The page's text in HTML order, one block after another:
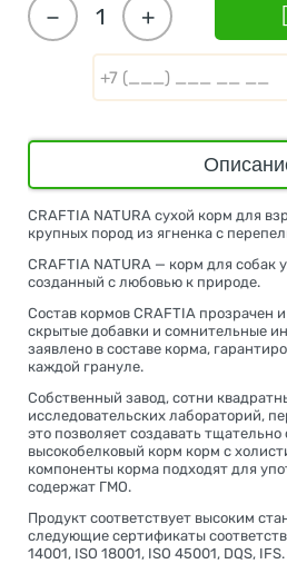
+
−
CRAFTIA NATURA сухой корм для
крупных пород из ягненка с
CRAFTIA NATURA — корм для собак
созданный с любовью к природе.
Состав кормов CRAFTIA прозрачен
скрытые добавки и сомнительные
заявлено в составе корма,
каждой грануле.
Собственный завод, сотни
исследовательских лабораторий,
это позволяет создавать
высокобелковый корм корм с
компоненты корма подходят для
содержат ГМО.
Продукт соответствует высоким
следующие сертификаты
14001, ISO 18001, ISO 45001, DQS, IFS.